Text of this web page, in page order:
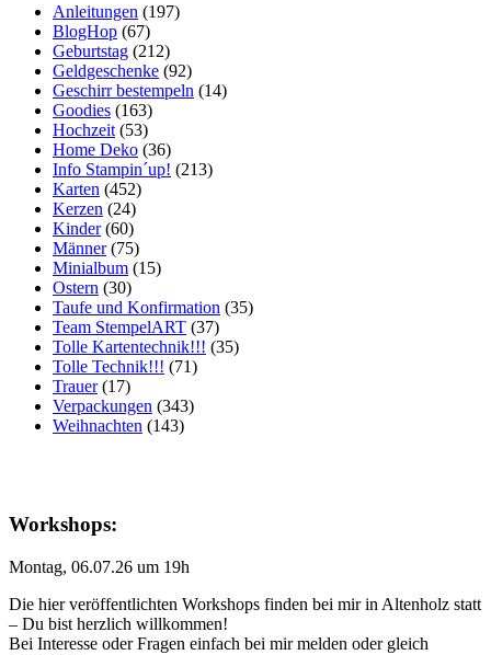
Anleitungen (197)
BlogHop (67)
Geburtstag (212)
Geldgeschenke (92)
Geschirr bestempeln (14)
Goodies (163)
Hochzeit (53)
Home Deko (36)
Info Stampin´up! (213)
Karten (452)
Kerzen (24)
Kinder(60)
Männer(75)
Minialbum (15)
Ostern (30)
Taufe und Konfirmation (35)
Team StempelART (37)
Tolle Kartentechnik!!! (35)
Tolle Technik!!! (71)
Trauer(17)
Verpackungen (343)
Weihnachten (143)
Workshops:
Montag, 06.07.26 um 19h
Die hier veröffentlichten Workshops finden bei mir in Altenholz statt
– Du bist herzlich willkommen!
Bei Interesse oder Fragen einfach bei mir melden oder gleich